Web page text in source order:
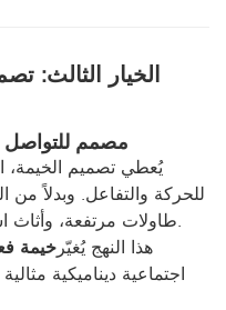
الخيار الثالث:
مصمم للتواصل
يُعطي تصميم الخيمة،
للحركة والتفاعل. وبدلاً من
طاولات مرتفعة، وأثاث استراحة، أو مناطق مفتوحة للوقوف.
هذا النهج يُغيّر خيمة
اجتماعية ديناميكية